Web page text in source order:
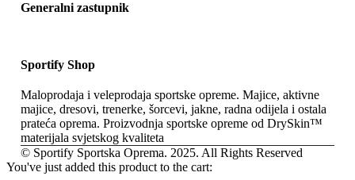
Generalni zastupnik
Sportify Shop
Maloprodaja i veleprodaja sportske opreme. Majice, aktivne
majice, dresovi, trenerke, šorcevi, jakne, radna odijela i ostala
prateća oprema. Proizvodnja sportske opreme od DrySkin™
materijala svjetskog kvaliteta
© Sportify Sportska Oprema. 2025. All Rights Reserved
You've just added this product to the cart: